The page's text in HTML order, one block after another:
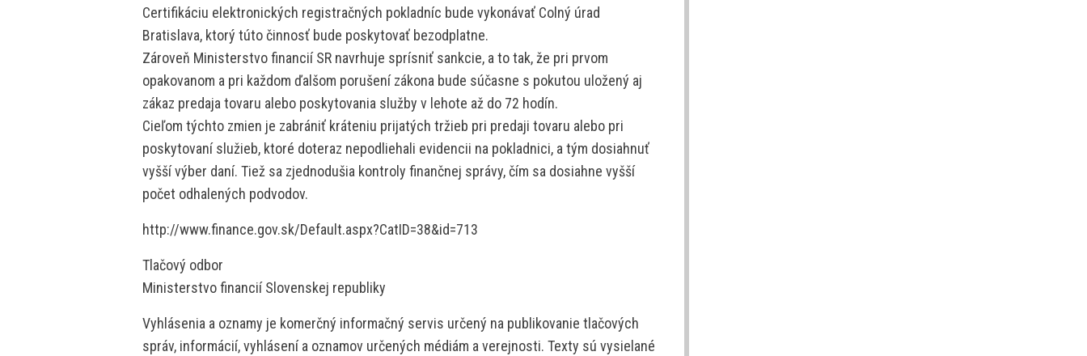
Certifikáciu elektronických registračných pokladníc bude vykonávať Colný úrad
Bratislava, ktorý túto činnosť bude poskytovať bezodplatne.
Zároveň Ministerstvo financií SR navrhuje sprísniť sankcie, a to tak, že pri prvom
opakovanom a pri každom ďalšom porušení zákona bude súčasne s pokutou uložený aj
zákaz predaja tovaru alebo poskytovania služby v lehote až do 72 hodín.
Cieľom týchto zmien je zabrániť kráteniu prijatých tržieb pri predaji tovaru alebo pri
poskytovaní služieb, ktoré doteraz nepodliehali evidencii na pokladnici, a tým dosiahnuť
vyšší výber daní. Tiež sa zjednodušia kontroly finančnej správy, čím sa dosiahne vyšší
počet odhalených podvodov.
http://www.finance.gov.sk/Default.aspx?CatID=38&id=713
Tlačový odbor
Ministerstvo financií Slovenskej republiky
Vyhlásenia a oznamy je komerčný informačný servis určený na publikovanie tlačových
správ, informácií, vyhlásení a oznamov určených médiám a verejnosti. Texty sú vysielané